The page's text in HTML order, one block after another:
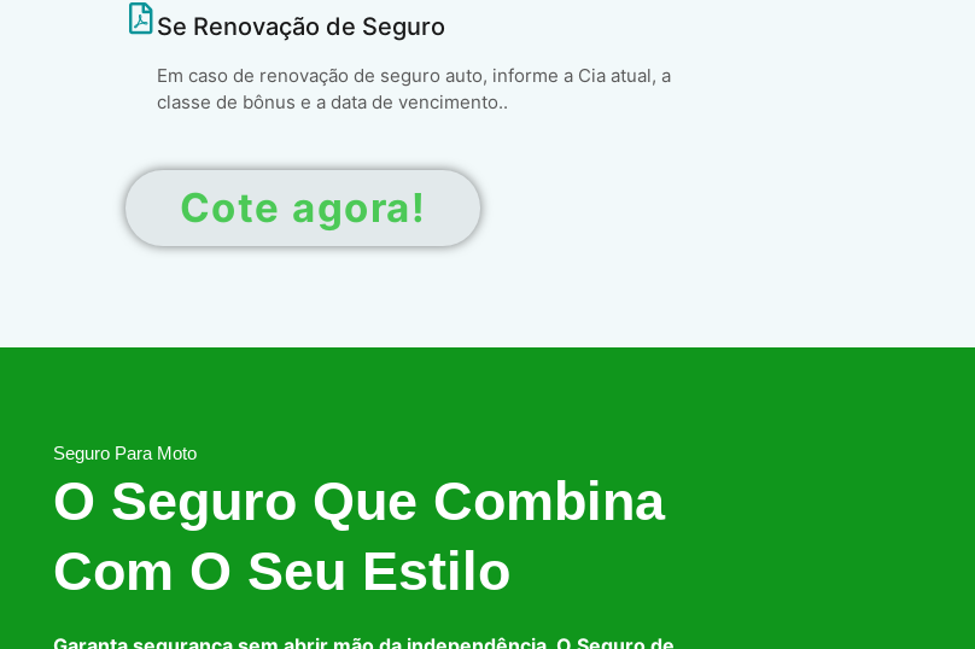
Se Renovação de Seguro
Em caso de renovação de seguro auto, informe a Cia atual, a
classe de bônus e a data de vencimento..
Cote agora!
Seguro Para Moto
O Seguro Que Combina
Com O Seu Estilo